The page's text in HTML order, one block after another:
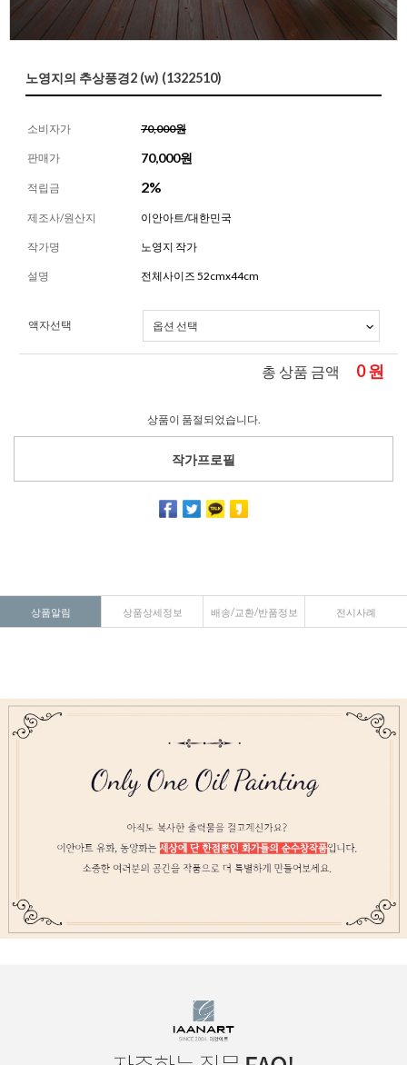
노영지의 추상풍경2 (w) (1322510)
소비자가 70,000원
판매가 70,000원
적립금 2%
제조사/원산지 이안아트/대한민국
작가명 노영지 작가
설명 전체사이즈 52cmx44cm
액자선택
총 상품 금액 0원
상품이 품절되었습니다.
작가프로필
상품알림 상품상세정보 배송/교환/반품정보 전시사례